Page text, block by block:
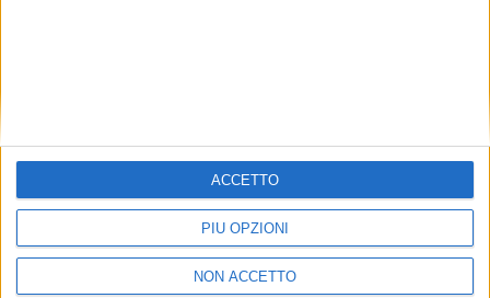
PIÙ OPZIONI
NON ACCETTO
ACCETTO